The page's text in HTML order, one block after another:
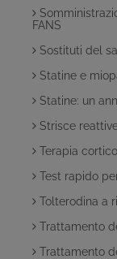
FANS
Sostituti del
Statine e
Statine: un
Strisce
Terapia
Test rapido
Tolterodina a
Trattamento
Trattamento